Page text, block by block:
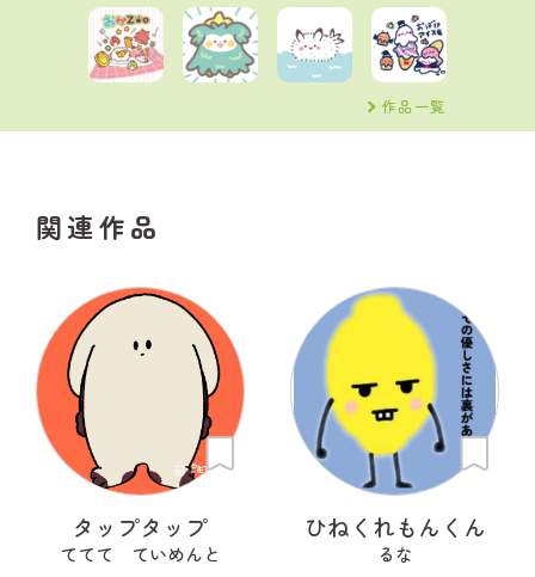
作品一覧
関連作品
タップタップ
ててて ていめんと
ひねくれもんくん
るな